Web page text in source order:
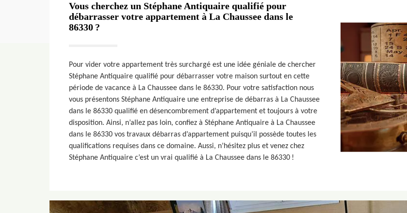
Vous cherchez un Stéphane Antiquaire qualifié pour
débarrasser votre appartement à La Chaussee dans le
86330 ?
Pour vider votre appartement très surchargé est une idée géniale de chercher
Stéphane Antiquaire qualifié pour débarrasser votre maison surtout en cette
période de vacance à La Chaussee dans le 86330. Pour votre satisfaction nous
vous présentons Stéphane Antiquaire une entreprise de débarras à La Chaussee
dans le 86330 qualifié en désencombrement d’appartement et toujours à votre
disposition. Ainsi, n’allez pas loin, confiez à Stéphane Antiquaire à La Chaussee
dans le 86330 vos travaux débarras d’appartement puisqu’il possède toutes les
qualifications requises dans ce domaine. Aussi, n’hésitez plus et venez chez
Stéphane Antiquaire c’est un vrai qualifié à La Chaussee dans le 86330 !